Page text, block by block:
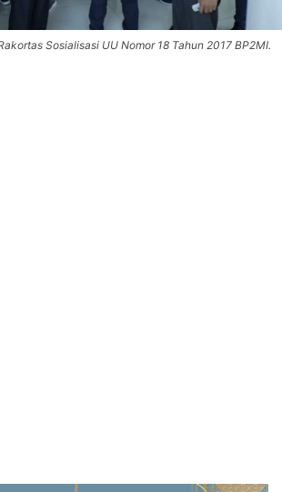
Sosialisasi UU Nomor 18 Tahun 2017 BP2MI.